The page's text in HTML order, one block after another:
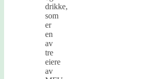
drikke,
som
er
en
av
tre
eiere
av